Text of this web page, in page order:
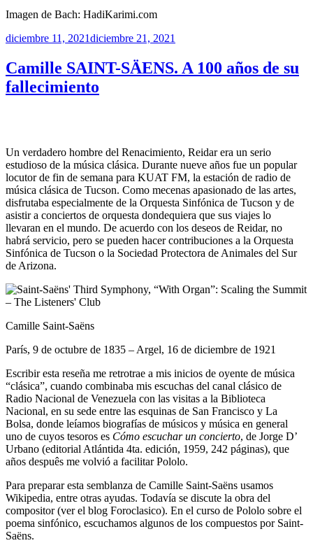
Imagen de Bach: HadiKarimi.com
Publicado
diciembre 11, 2021diciembre 21, 2021
Camille SAINT-SÄENS. A 100 años de su
fallecimiento
Un verdadero hombre del Renacimiento, Reidar era un serio
estudioso de la música clásica. Durante nueve años fue un popular
locutor de fin de semana para KUAT FM, la estación de radio de
música clásica de Tucson. Como mecenas apasionado de las artes,
disfrutaba especialmente de la Orquesta Sinfónica de Tucson y de
asistir a conciertos de orquesta dondequiera que sus viajes lo
llevaran en el mundo. De acuerdo con los deseos de Reidar, no
habrá servicio, pero se pueden hacer contribuciones a la Orquesta
Sinfónica de Tucson o la Sociedad Protectora de Animales del Sur
de Arizona.
Camille Saint-Saëns
París, 9 de octubre de 1835 – Argel, 16 de diciembre de 1921
Escribir esta reseña me retrotrae a mis inicios de oyente de música
“clásica”, cuando combinaba mis escuchas del canal clásico de
Radio Nacional de Venezuela con las visitas a la Biblioteca
Nacional, en su sede entre las esquinas de San Francisco y La
Bolsa, donde leíamos biografías de músicos y música en general
uno de cuyos tesoros es Cómo escuchar un concierto, de Jorge D’
Urbano (editorial Atlántida 4ta. edición, 1959, 242 páginas), que
años despuês me volvió a facilitar Pololo.
Para preparar esta semblanza de Camille Saint-Saëns usamos
Wikipedia, entre otras ayudas. Todavía se discute la obra del
compositor (ver el blog Foroclasico). En el curso de Pololo sobre el
poema sinfónico, escuchamos algunos de los compuestos por Saint-
Saëns.